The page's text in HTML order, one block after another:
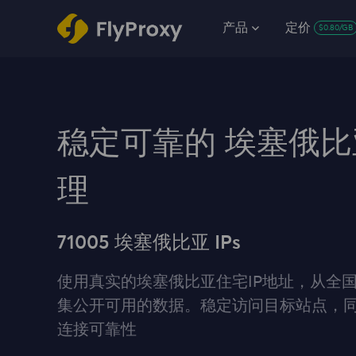
产品 定价 $0.80/GB
稳定可靠的 埃塞俄
理
71005 埃塞俄比亚 IPs
使用真实的埃塞俄比亚住宅IP地址，从全
集公开可用的数据。稳定访问目标站点，
连接可靠性